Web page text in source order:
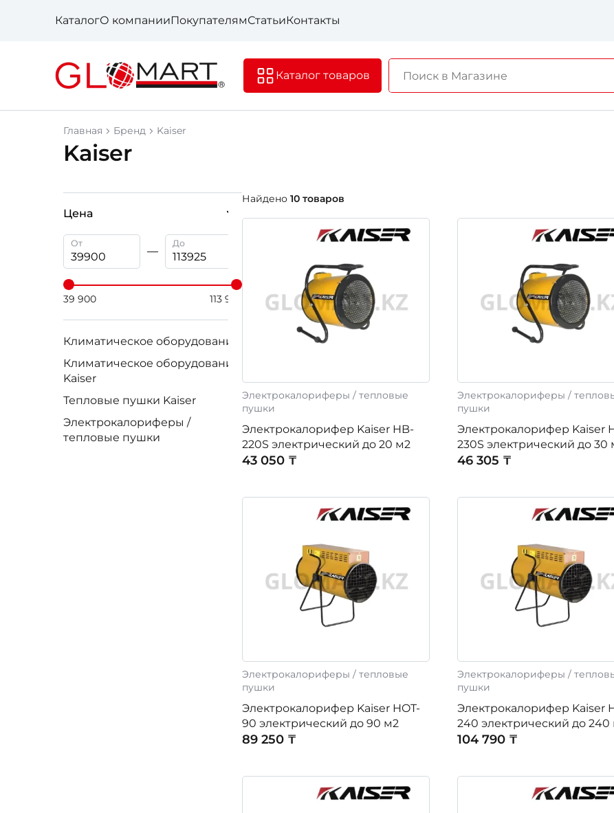
КаталогО компанииПокупателямСтатьиКонтакты
Каталог товаров
Главная Бренд Kaiser
Kaiser
Цена
От До
39 900 113 925
Климатическое оборудование
Климатическое оборудование
Kaiser
Тепловые пушки Kaiser
Электрокалориферы /
тепловые пушки
Найдено 10 товаров
Электрокалориферы / тепловые
пушки
Электрокалорифер Kaiser HB-
220S электрический до 20 м2
43 050 ₸
Электрокалориферы /
пушки
Электрокалорифер Kaiser
230S электрический до 30
46 305 ₸
Электрокалориферы / тепловые
пушки
Электрокалорифер Kaiser HOT-
90 электрический до 90 м2
89 250 ₸
Электрокалориферы /
пушки
Электрокалорифер Kaiser
240 электрический до 240
104 790 ₸